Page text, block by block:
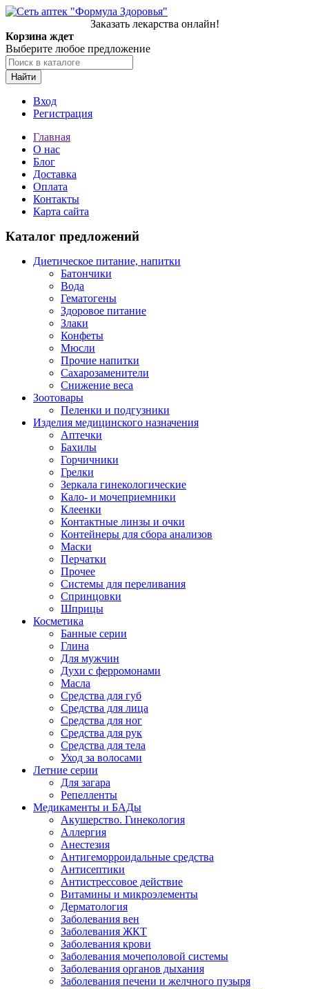
Заказать лекарства онлайн!
Корзина ждет
Выберите любое предложение
Найти
Вход
Регистрация
Главная
О нас
Блог
Доставка
Оплата
Контакты
Карта сайта
Каталог предложений
Диетическое питание, напитки
Батончики
Вода
Гематогены
Здоровое питание
Злаки
Конфеты
Мюсли
Прочие напитки
Сахарозаменители
Снижение веса
Зоотовары
Пеленки и подгузники
Изделия медицинского назначения
Аптечки
Бахилы
Горчичники
Грелки
Зеркала гинекологические
Кало- и мочеприемники
Клеенки
Контактные линзы и очки
Контейнеры для сбора анализов
Маски
Перчатки
Прочее
Системы для переливания
Спринцовки
Шприцы
Косметика
Банные серии
Глина
Для мужчин
Духи с ферромонами
Масла
Средства для губ
Средства для лица
Средства для ног
Средства для рук
Средства для тела
Уход за волосами
Летние серии
Для загара
Репелленты
Медикаменты и БАДы
Акушерство. Гинекология
Аллергия
Анестезия
Антигеморроидальные средства
Антисептики
Антистрессовое действие
Витамины и микроэлементы
Дерматология
Заболевания вен
Заболевания ЖКТ
Заболевания крови
Заболевания мочеполовой системы
Заболевания органов дыхания
Заболевания печени и желчного пузыря